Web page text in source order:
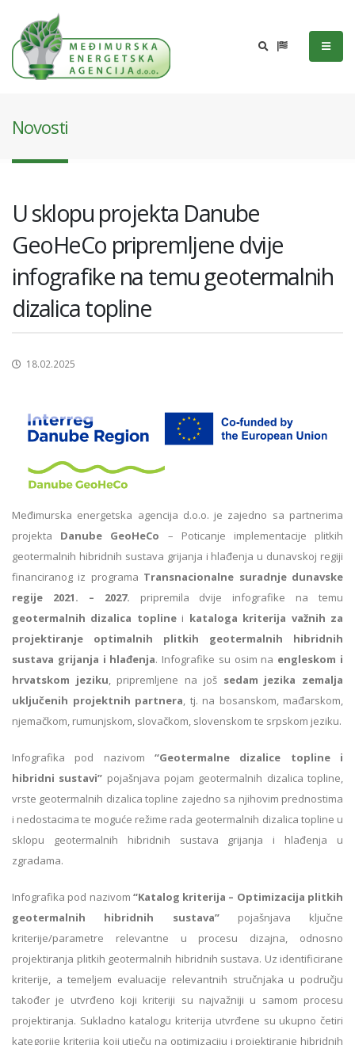
Novosti
U sklopu projekta Danube
GeoHeCo pripremljene dvije
infografike na temu geotermalnih
dizalica topline
18.02.2025
Međimurska energetska agencija d.o.o. je zajedno sa partnerima
projekta Danube GeoHeCo – Poticanje implementacije plitkih
geotermalnih hibridnih sustava grijanja i hlađenja u dunavskoj regiji
financiranog iz programa Transnacionalne suradnje dunavske
regije 2021. – 2027. pripremila dvije infografike na temu
geotermalnih dizalica toplinei kataloga kriterija važnih za
projektiranje optimalnih plitkih geotermalnih hibridnih
sustava grijanja i hlađenja. Infografike su osim na engleskom i
hrvatskom jeziku , pripremljene na još sedam jezika zemalja
uključenih projektnih partnera , tj. na bosanskom, mađarskom,
njemačkom, rumunjskom, slovačkom, slovenskom te srpskom jeziku.
Infografika pod nazivom “Geotermalne dizalice topline i
hibridni sustavi” pojašnjava pojam geotermalnih dizalica topline,
vrste geotermalnih dizalica topline zajedno sa njihovim prednostima
i nedostacima te moguće režime rada geotermalnih dizalica topline u
sklopu geotermalnih hibridnih sustava grijanja i hlađenja u
zgradama.
Infografika pod nazivom “Katalog kriterija – Optimizacija plitkih
geotermalnih hibridnih sustava”pojašnjava ključne
kriterije/parametre relevantne u procesu dizajna, odnosno
projektiranja plitkih geotermalnih hibridnih sustava. Uz identificirane
kriterije, a temeljem evaluacije relevantnih stručnjaka u području
također je utvrđeno koji kriteriji su najvažniji u samom procesu
projektiranja. Sukladno katalogu kriterija utvrđene su ukupno četiri
kategorije kriterija koji utječu na optimizaciju i projektiranje hibridnih